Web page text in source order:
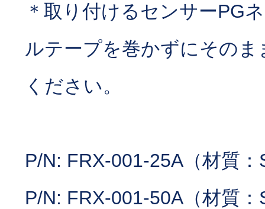
＊取り付けるセンサーPG
ルテープを巻かずにそのま
ください。
P/N: FRX-001-25A（材質
P/N: FRX-001-50A（材質